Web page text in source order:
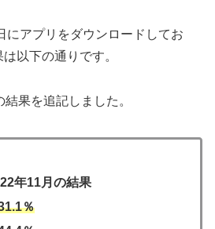
にアプリをダウンロードしてお
以下の通りです。
果を追記しました。
年11月の結果
％